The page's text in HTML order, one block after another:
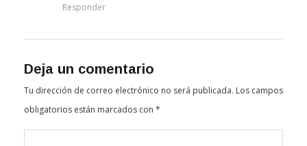
Responder
Deja un comentario
Tu dirección de correo electrónico no será publicada. Los campos
obligatorios están marcados con *